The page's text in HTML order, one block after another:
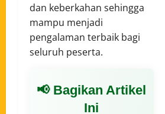
dan keberkahan sehingga
mampu menjadi
pengalaman terbaik bagi
seluruh peserta.
📢 Bagikan Artikel
Ini